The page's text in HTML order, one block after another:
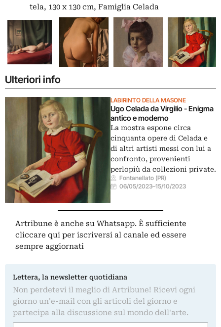
tela, 130 x 130 cm, Famiglia Celada
Ulteriori info
LABIRINTO DELLA MASONE
Ugo Celada da Virgilio - Enigma
antico e moderno
La mostra espone circa
cinquanta opere di Celada e
di altri artisti messi con lui a
confronto, provenienti
perlopiù da collezioni private.
Fontanellato (PR)
06/05/2023–15/10/2023
Artribune è anche su Whatsapp. È sufficiente
cliccare qui per iscriversi al canale ed essere
sempre aggiornati
Lettera, la newsletter quotidiana
Non perdetevi il meglio di Artribune! Ricevi ogni
giorno un'e-mail con gli articoli del giorno e
partecipa alla discussione sul mondo dell'arte.